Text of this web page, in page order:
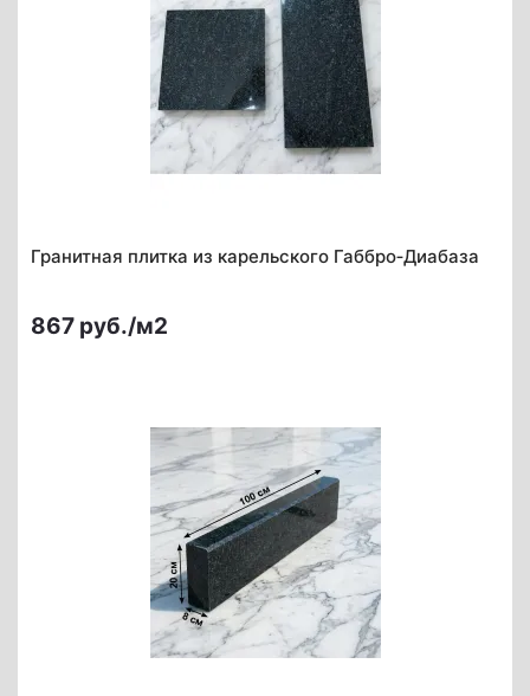
Гранитная плитка из карельского Габбро‑Диабаза
867 руб./м2